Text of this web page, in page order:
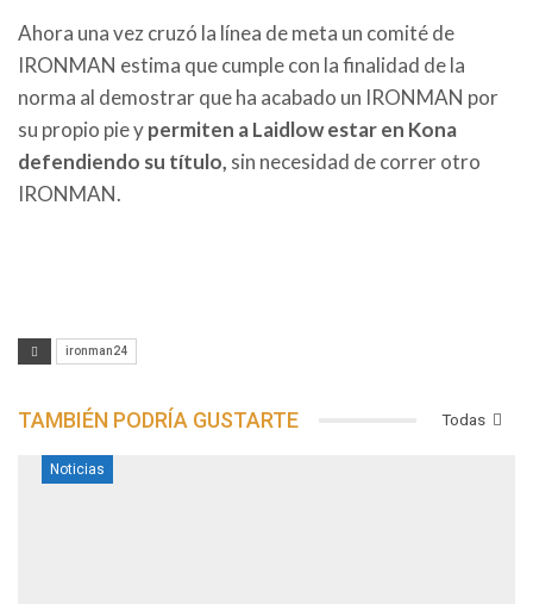
Ahora una vez cruzó la línea de meta un comité de
IRONMAN estima que cumple con la finalidad de la
norma al demostrar que ha acabado un IRONMAN por
su propio pie ypermiten a Laidlow estar en Kona
defendiendo su título, sin necesidad de correr otro
IRONMAN.
ironman24
Todas
TAMBIÉN PODRÍA GUSTARTE
Noticias